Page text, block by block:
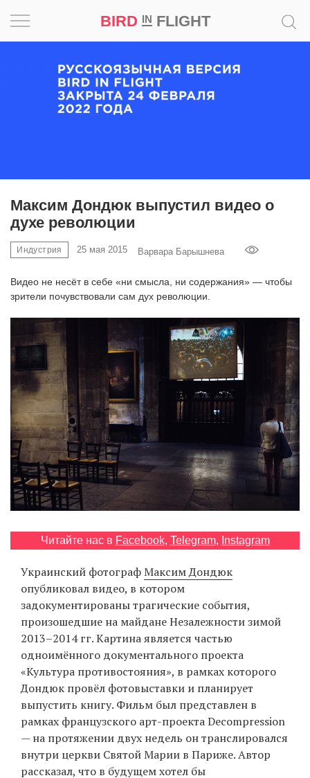
BIRD INFLIGHT
Максим Дондюк выпустил видео о
духе революции
Индустрия 25 мая 2015 Варвара Барышнева
Видео не несёт в себе «ни смысла, ни содержания» — чтобы
зрители почувствовали сам дух революции.
Читайте нас в Facebook, Telegram, Instagram
Украинский фотографМаксим Дондюк
опубликовал видео, в котором
задокументированы трагические события,
произошедшие на майдане Незалежности зимой
2013–2014 гг. Картина является частью
одноимённого документального проекта
«Культура противостояния», в рамках которого
Дондюк провёл фотовыставки и планирует
выпустить книгу. Фильм был представлен в
рамках французского арт-проекта Decompression
— на протяжении двух недель он транслировался
внутри церкви Святой Марии в Париже. Автор
рассказал, что в будущем хотел бы